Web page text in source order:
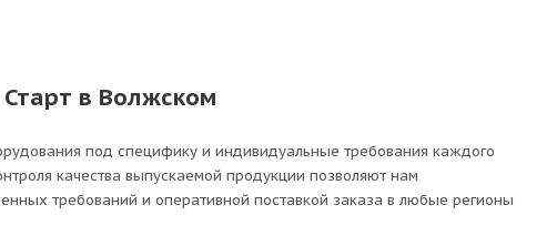
в Волжском
под специфику и индивидуальные требования каждого
качества выпускаемой продукции позволяют нам
требований и оперативной поставкой заказа в любые регионы